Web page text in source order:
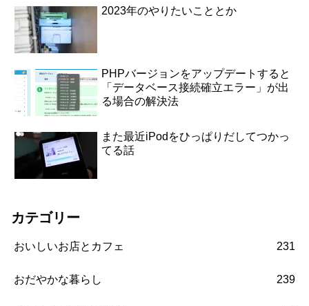
2023年のやりたいこととか
PHPバージョンをアップデートすると
「データベース接続確立エラー」が出
る場合の解決法
また最近iPodをひっぱりだしてつかっ
てる話
カテゴリー
おいしいお店とカフェ 231
おだやかな暮らし 239